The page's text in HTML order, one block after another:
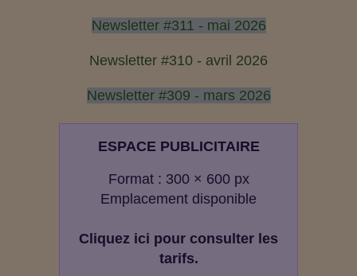
Newsletter #311 - mai 2026
Newsletter #310 - avril 2026
Newsletter #309 - mars 2026
ESPACE PUBLICITAIRE
Format : 300 × 600 px
Emplacement disponible
Cliquez ici pour consulter les
tarifs.